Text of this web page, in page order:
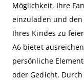
Möglichkeit, Ihre
einzuladen und
Ihres Kindes zu
A6 bietet
persönliche
oder Gedicht.